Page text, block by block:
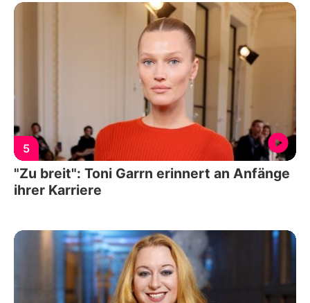
5
"Zu breit": Toni Garrn erinnert an Anfänge
ihrer Karriere